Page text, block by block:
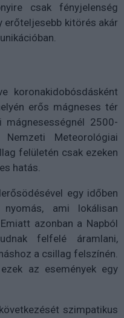
csak fényjelenség
kitörés akár
koronakidobósdásként
erős mágneses tér
2500-
Meteorológiai
felületén csak ezeken
hatás.
egy időben
ami lokálisan
azonban a Napból
felfelé áramlani,
a csillag felszínén.
az események egy
szimpatikus